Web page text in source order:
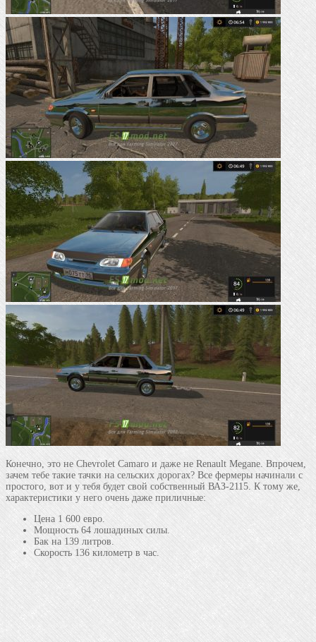
Конечно, это не Chevrolet Camaro и даже не Renault Megane. Впрочем,
зачем тебе такие тачки на сельских дорогах? Все фермеры начинали с
простого, вот и у тебя будет свой собственный ВАЗ-2115. К тому же,
характеристики у него очень даже приличные:
Цена 1 600 евро.
Мощность 64 лошадиных силы.
Бак на 139 литров.
Скорость 136 километр в час.